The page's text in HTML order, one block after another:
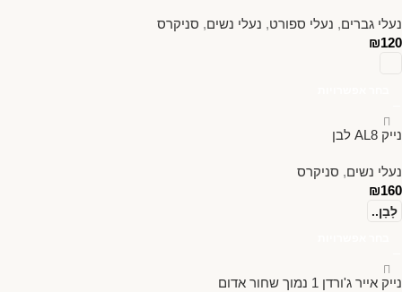
נעלי גברים, נעלי ספורט, נעלי נשים, סניקרס
₪120
נייק AL8 לבן
נעלי נשים, סניקרס
₪160
לָבָן..
נייק אייר ג'ורדן 1 נמוך שחור אדום